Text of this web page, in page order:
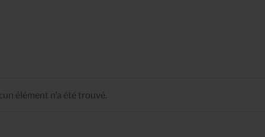
élément n'a été trouvé.